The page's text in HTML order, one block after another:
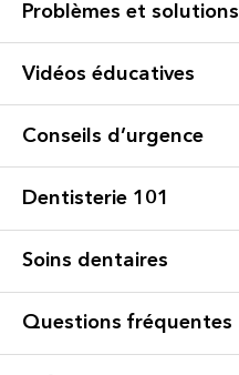
Problèmes et solutions
Vidéos éducatives
Conseils d’urgence
Dentisterie 101
Soins dentaires
Questions fréquentes